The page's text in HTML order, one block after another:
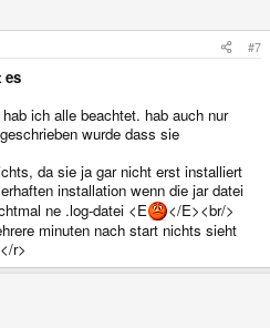
#7
es
ich alle beachtet. hab auch nur
wurde dass sie
da sie ja gar nicht erst installiert
installation wenn die jar datei
ne .log-datei <E
</E><br/>
minuten nach start nichts sieht
r>